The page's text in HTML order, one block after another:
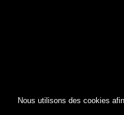
Nous utilisons des cookies